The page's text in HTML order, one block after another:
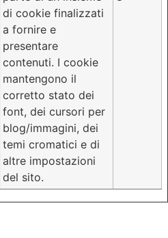
di cookie finalizzati
a fornire e
presentare
contenuti. I cookie
mantengono il
corretto stato dei
font, dei cursori per
blog/immagini, dei
temi cromatici e di
altre impostazioni
del sito.